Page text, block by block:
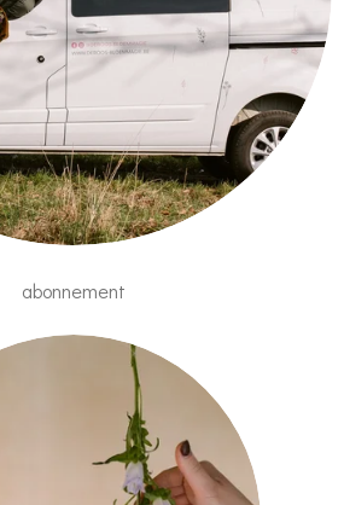
abonnement